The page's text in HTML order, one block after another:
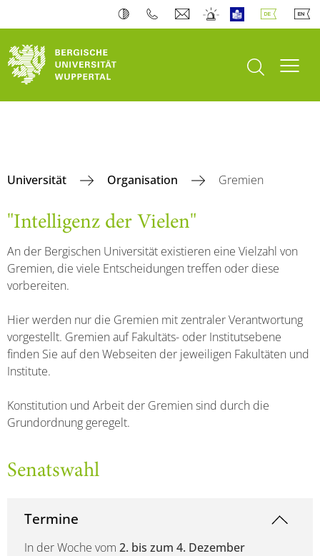
Suche öffnen
Universität Organisation Gremien
"Intelligenz der Vielen"
An der Bergischen Universität existieren eine Vielzahl von
Gremien, die viele Entscheidungen treffen oder diese
vorbereiten.
Hier werden nur die Gremien mit zentraler Verantwortung
vorgestellt. Gremien auf Fakultäts- oder Institutsebene
finden Sie auf den Webseiten der jeweiligen Fakultäten und
Institute.
Konstitution und Arbeit der Gremien sind durch die
Grundordnung geregelt.
Senatswahl
Termine
In der Woche vom 2. bis zum 4. Dezember